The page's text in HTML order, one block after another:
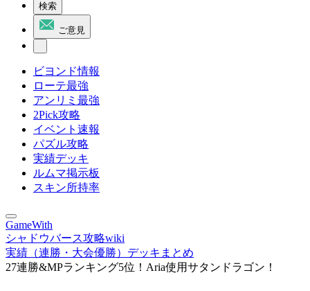
検索
ご意見
ビヨンド情報
ローテ最強
アンリミ最強
2Pick攻略
イベント速報
パズル攻略
実績デッキ
ルムマ掲示板
スキン所持率
GameWith
シャドウバース攻略wiki
実績（連勝・大会優勝）デッキまとめ
27連勝&MPランキング5位！Aria使用サタンドラゴン！